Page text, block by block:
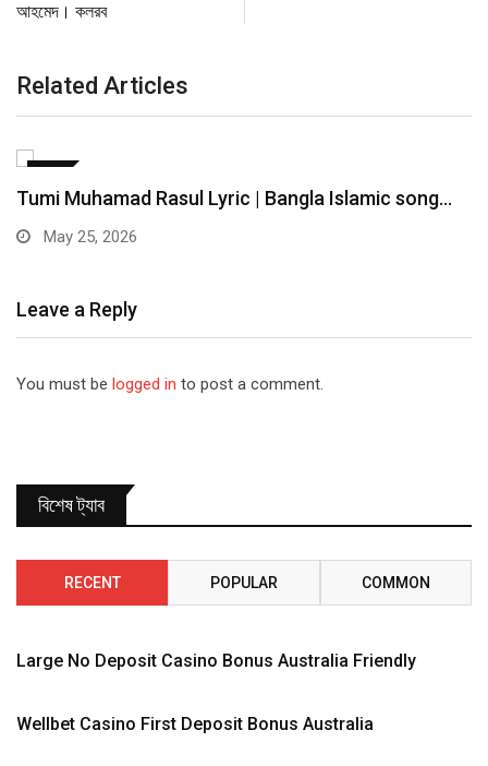
আহমেদ। কলরব
Related Articles
আমি তোমার প্রেমের ভিখারি লিরিক | Ami Tomar…
June 10, 2025
Leave a Reply
You must be logged in to post a comment.
বিশেষ ট্যাব
RECENT POPULAR COMMON
Large No Deposit Casino Bonus Australia Friendly
Wellbet Casino First Deposit Bonus Australia